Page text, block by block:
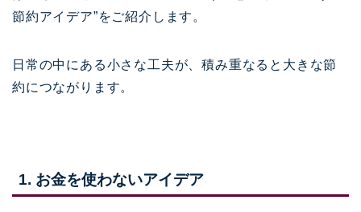
節約アイデア”をご紹介します。
日常の中にある小さな工夫が、積み重なると大きな節
約につながります。
1. お金を使わないアイデア